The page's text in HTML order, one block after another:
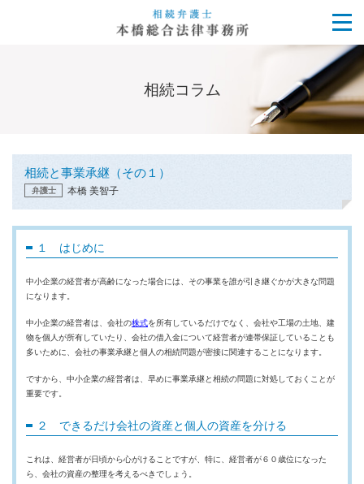
相続コラム
相続と事業承継（その１）
弁護士 本橋 美智子
１ はじめに
中小企業の経営者が高齢になった場合には、その事業を誰が引き継ぐかが大きな問題
になります。
中小企業の経営者は、会社の株式を所有しているだけでなく、会社や工場の土地、建
物を個人が所有していたり、会社の借入金について経営者が連帯保証していることも
多いために、会社の事業承継と個人の相続問題が密接に関連することになります。
ですから、中小企業の経営者は、早めに事業承継と相続の問題に対処しておくことが
重要です。
２ できるだけ会社の資産と個人の資産を分ける
これは、経営者が日頃から心がけることですが、特に、経営者が６０歳位になった
ら、会社の資産の整理を考えるべきでしょう。